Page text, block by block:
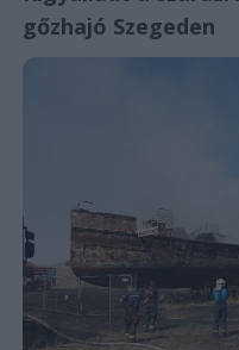
gőzhajó Szegeden